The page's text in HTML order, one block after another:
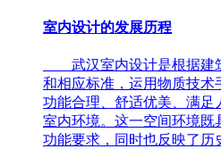
室内设计的发展历程
武汉室内设计是根据建
和相应标准，运用物质技术
功能合理、舒适优美、满足
室内环境。这一空间环境既
功能要求，同时也反映了